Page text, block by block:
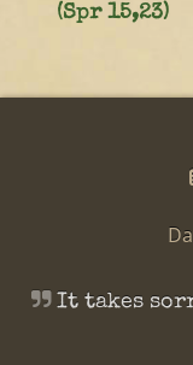
(Spr 15,23)
It takes